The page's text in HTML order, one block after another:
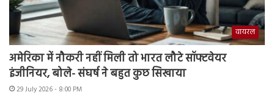
वायरल
अमेरिका में नौकरी नहीं मिली तो भारत लौटे सॉफ्टवेयर
इंजीनियर, बोले- संघर्ष ने बहुत कुछ सिखाया
29 July 2026 - 8:00 PM